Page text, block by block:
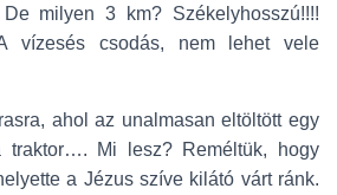
milyen 3 km? Székelyhosszú!!!!
vízesés csodás, nem lehet vele
ahol az unalmasan eltöltött egy
Mi lesz? Reméltük, hogy
a Jézus szíve kilátó várt ránk.